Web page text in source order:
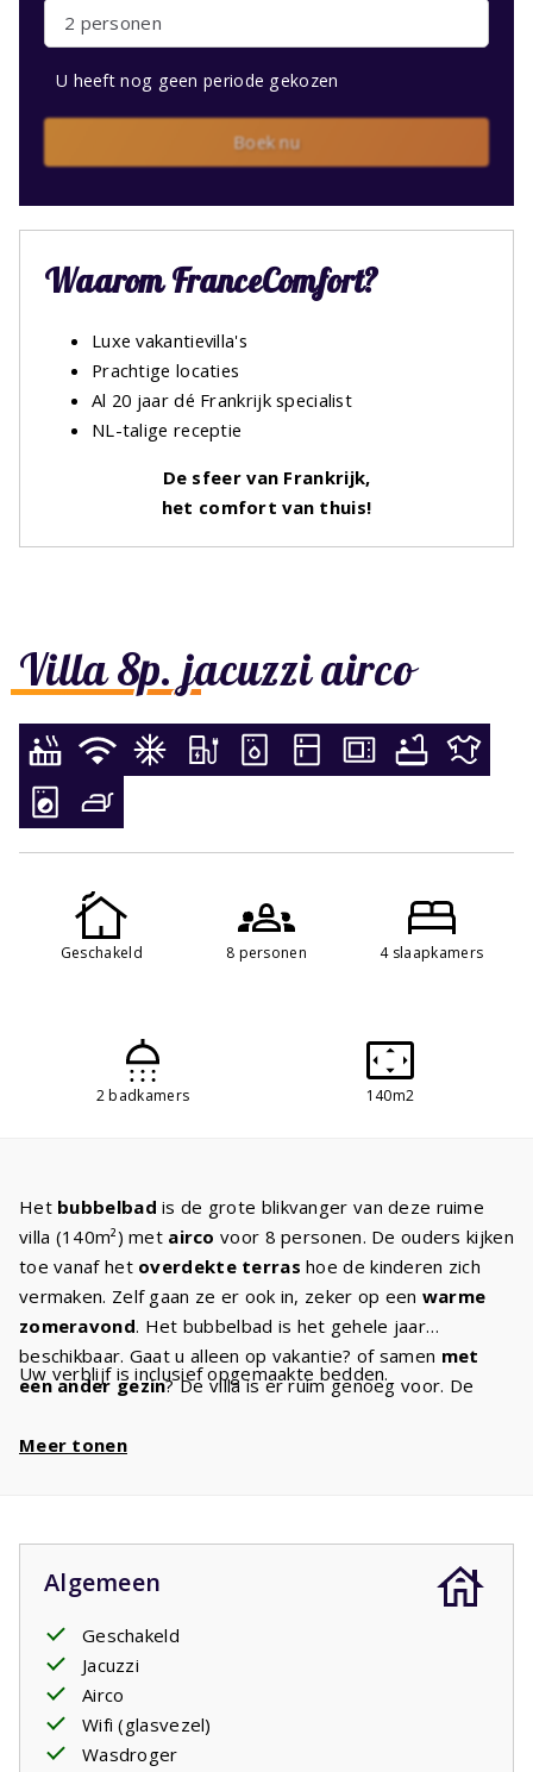
Villa 8p. jacuzzi airco
Geschakeld 8 personen 4 slaapkamers
2 badkamers 140m2
Het bubbelbad is de grote blikvanger van deze ruime
villa (140m²) met airco voor 8 personen. De ouders kijken
toe vanaf het overdekte terras hoe de kinderen zich
vermaken. Zelf gaan ze er ook in, zeker op een warme
zomeravond. Het bubbelbad is het gehele jaar
beschikbaar. Gaat u alleen op vakantie? of samen met
een ander gezin? De villa is er ruim genoeg voor. De
Canal Digital TV zorgt ervoor dat u zich geen moment
. Een badkamer
met douche en wastafel is en-suite bij
masterbedroom
masterbedroom heeft twee comfortabele
eenpersoons
slaapkamers op de eerste etage. Daar is ook de tweede
badkamer een bad met douche en wastafel. Er is een
Uw verblijf is inclusief opgemaakte bedden.
Meer tonen
Algemeen
Geschakeld
Jacuzzi
Airco
Wifi (glasvezel)
Wasdroger
2 personen
U heeft nog geen periode gekozen
Boek nu
Waarom FranceComfort?
Luxe vakantievilla's
Prachtige locaties
Al 20 jaar dé Frankrijk specialist
NL-talige receptie
De sfeer van Frankrijk,
het comfort van thuis!